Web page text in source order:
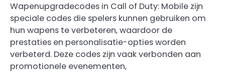
Wapenupgradecodes in Call of Duty: Mobile zijn
speciale codes die spelers kunnen gebruiken om
hun wapens te verbeteren, waardoor de
prestaties en personalisatie-opties worden
verbeterd. Deze codes zijn vaak verbonden aan
promotionele evenementen,